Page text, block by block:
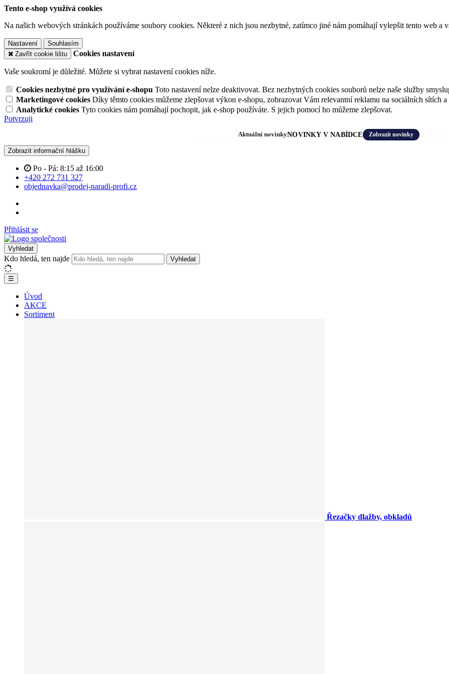
Tento e-shop využívá cookies
Na našich webových stránkách používáme soubory cookies. Některé z nich jsou nezbytné, zatímco jiné nám pomáhají vylepšit tento web a
Nastavení
Souhlasím
Zavřít cookie lištu
Cookies nastavení
Vaše soukromí je důležité. Můžete si vybrat nastavení cookies níže.
Cookies nezbytné pro využívání e-shopu Toto nastavení nelze deaktivovat. Bez nezbytných cookies souborů nelze naše služby
Marketingové cookies Díky těmto cookies můžeme zlepšovat výkon e-shopu, zobrazovat Vám relevantní reklamu na sociálních sítích
Analytické cookies Tyto cookies nám pomáhají pochopit, jak e-shop používáte. S jejich pomocí ho můžeme zlepšovat.
Potvrzuji
Aktuální novinkyNOVINKY V NABÍDCE Zobrazit novinky
Zobrazit informační hlášku
Po - Pá: 8:15 až 16:00
+420 272 731 327
objednavka@prodej-naradi-profi.cz
Přihlásit se
Vyhledat
Kdo hledá, ten najde Vyhledat
☰
Úvod
AKCE
Sortiment
Řezačky dlažby, obkladů